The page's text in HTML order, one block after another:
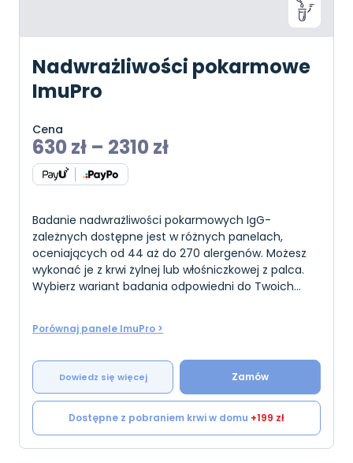
Nadwrażliwości pokarmowe
ImuPro
Cena
630 zł – 2310 zł
Badanie nadwrażliwości pokarmowych IgG-
zależnych dostępne jest w różnych panelach,
oceniających od 44 aż do 270 alergenów. Możesz
wykonać je z krwi żylnej lub włośniczkowej z palca.
Wybierz wariant badania odpowiedni do Twoich
Porównaj panele ImuPro >
Dowiedz się więcej Zamów
Dostępne z pobraniem krwi w domu +199 zł